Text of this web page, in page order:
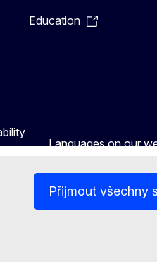
Přijmout všechny
Education
Languages on our